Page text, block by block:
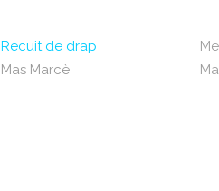
Recuit de drap
Mas Marcè